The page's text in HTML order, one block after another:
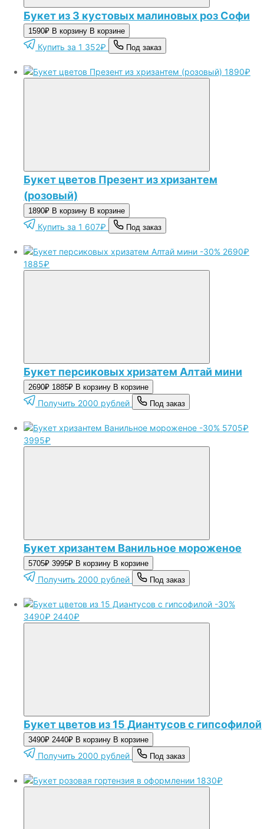
Букет из 3 кустовых малиновых роз Софи
1590₽ В корзину В корзине
Купить за 1 352₽ Под заказ
1890₽
Букет цветов Презент из хризантем
(розовый)
1890₽ В корзину В корзине
Купить за 1 607₽ Под заказ
-30% 2690₽
1885₽
Букет персиковых хризатем Алтай мини
2690₽ 1885₽ В корзину В корзине
Получить 2000 рублей Под заказ
-30% 5705₽
3995₽
Букет хризантем Ванильное мороженое
5705₽ 3995₽ В корзину В корзине
Получить 2000 рублей Под заказ
-30%
3490₽ 2440₽
Букет цветов из 15 Диантусов с гипсофилой
3490₽ 2440₽ В корзину В корзине
Получить 2000 рублей Под заказ
1830₽